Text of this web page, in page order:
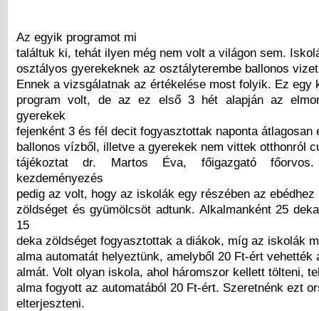
Az egyik programot mi
találtuk ki, tehát ilyen még nem volt a világon sem.
osztályos gyerekeknek az osztályterembe ballonos
Ennek a vizsgálatnak az értékelése most folyik. Ez egy
program volt, de az ez első 3 hét alapján az
gyerekek
fejenként 3 és fél decit fogyasztottak naponta átlagosan
ballonos vízből, illetve a gyerekek nem vittek otthonról
tájékoztat dr. Martos Éva, főigazgató
kezdeményezés
pedig az volt, hogy az iskolák egy részében az ebédhez
zöldséget és gyümölcsöt adtunk. Alkalmanként 25
15
deka zöldséget fogyasztottak a diákok, míg az iskolák
alma automatát helyeztünk, amelyből 20 Ft-ért vehették
almát. Volt olyan iskola, ahol háromszor kellett tölteni,
alma fogyott az automatából 20 Ft-ért. Szeretnénk ezt
elterjeszteni.